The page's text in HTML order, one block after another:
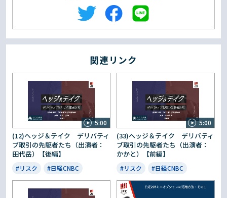
関連リンク
5:00
(12)ヘッジ＆テイク デリバティ
ブ取引の先駆者たち（出演者：
田代岳）【後編】
#リスク #日経CNBC
5:00
(33)ヘッジ＆テイク デリバティ
ブ取引の先駆者たち（出演者：
かかと）【前編】
#リスク #日経CNBC